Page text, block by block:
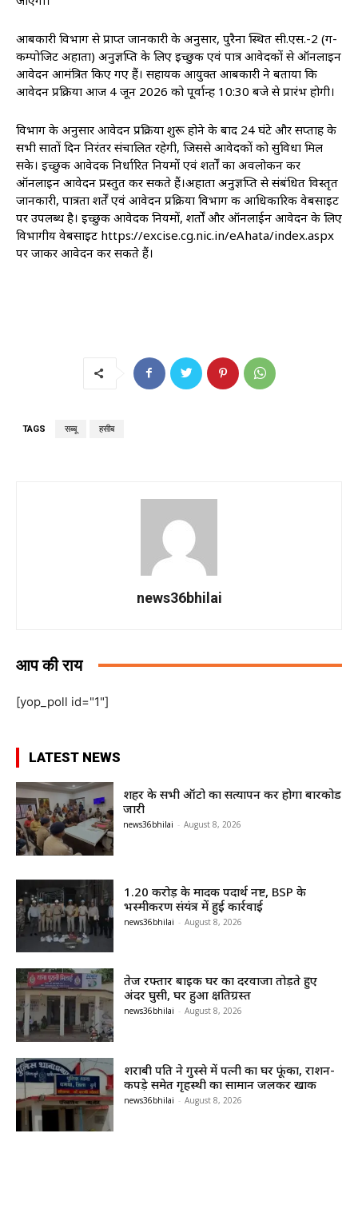
आबकारी विभाग से प्राप्त जानकारी के अनुसार, पुरैना स्थित सी.एस.-2 (ग-
कम्पोजिट अहाता) अनुज्ञप्ति के लिए इच्छुक एवं पात्र आवेदकों से ऑनलाइन
आवेदन आमंत्रित किए गए हैं। सहायक आयुक्त आबकारी ने बताया कि
आवेदन प्रक्रिया आज 4 जून 2026 को पूर्वान्ह 10:30 बजे से प्रारंभ होगी।
विभाग के अनुसार आवेदन प्रक्रिया शुरू होने के बाद 24 घंटे और सप्ताह के
सभी सातों दिन निरंतर संचालित रहेगी, जिससे आवेदकों को सुविधा मिल
सके। इच्छुक आवेदक निर्धारित नियमों एवं शर्तों का अवलोकन कर
ऑनलाइन आवेदन प्रस्तुत कर सकते हैं।अहाता अनुज्ञप्ति से संबंधित विस्तृत
जानकारी, पात्रता शर्तें एवं आवेदन प्रक्रिया विभाग की आधिकारिक वेबसाइट
पर उपलब्ध है। इच्छुक आवेदक नियमों, शर्तों और ऑनलाईन आवेदन के लिए
विभागीय वेबसाइट https://excise.cg.nic.in/eAhata/index.aspx
पर जाकर आवेदन कर सकते हैं।
TAGS सब्बू हसीब
news36bhilai
आप की राय
[yop_poll id="1"]
LATEST NEWS
शहर के सभी ऑटो का सत्यापन कर होगा बारकोड
जारी
news36bhilai - August 8, 2026
1.20 करोड़ के मादक पदार्थ नष्ट, BSP के
भस्मीकरण संयंत्र में हुई कार्रवाई
news36bhilai - August 8, 2026
तेज रफ्तार बाइक घर का दरवाजा तोड़ते हुए
अंदर घुसी, घर हुआ क्षतिग्रस्त
news36bhilai - August 8, 2026
शराबी पति ने गुस्से में पत्नी का घर फूंका, राशन-
कपड़े समेत गृहस्थी का सामान जलकर खाक
news36bhilai - August 8, 2026